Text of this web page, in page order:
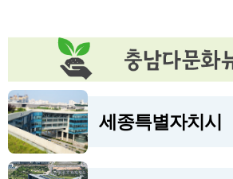
3시간전
3시간전 대덕산단관리공단, 제3회 근로자
세종특별자치시